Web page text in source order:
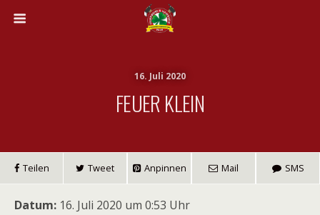
16. Juli 2020
FEUER KLEIN
Teilen Tweet Anpinnen Mail SMS
Datum: 16. Juli 2020 um 0:53 Uhr